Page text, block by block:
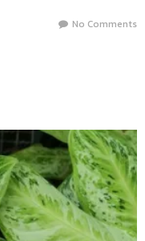
No Comments